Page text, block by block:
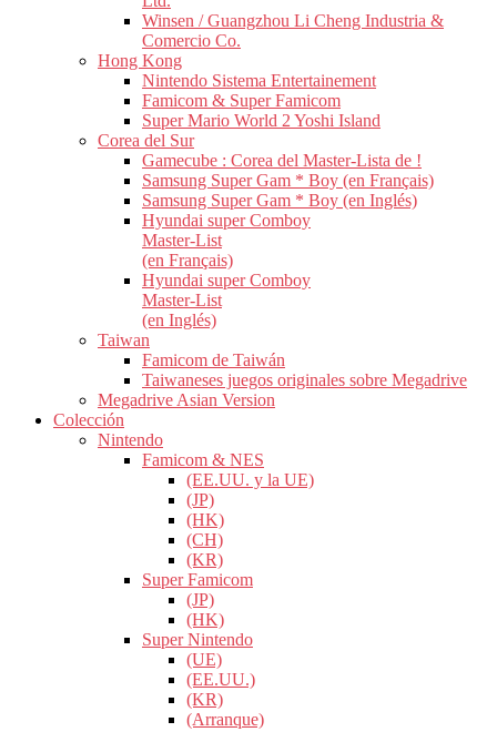
Winsen / Guangzhou Li Cheng Industria &
Comercio Co.
Hong Kong
Nintendo Sistema Entertainement
Famicom & Super Famicom
Super Mario World 2 Yoshi Island
Corea del Sur
Gamecube : Corea del Master-Lista de !
Samsung Super Gam * Boy (en Français)
Samsung Super Gam * Boy (en Inglés)
Hyundai super Comboy
Master-List
(en Français)
Hyundai super Comboy
Master-List
(en Inglés)
Taiwan
Famicom de Taiwán
Taiwaneses juegos originales sobre Megadrive
Megadrive Asian Version
Colección
Nintendo
Famicom & NES
(EE.UU. y la UE)
(JP)
(HK)
(CH)
(KR)
Super Famicom
(JP)
(HK)
Super Nintendo
(UE)
(EE.UU.)
(KR)
(Arranque)